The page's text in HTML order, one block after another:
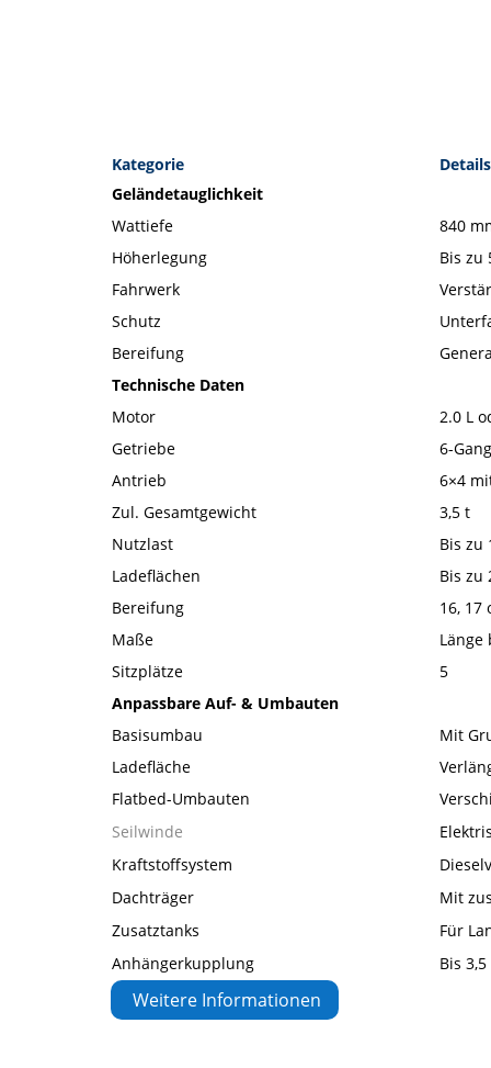
Kategorie
Details
Geländetauglichkeit
Wattiefe
840
Höherlegung
Bis zu
Fahrwerk
Schutz
Bereifung
Technische Daten
Motor
2.0 L
Getriebe
6-
Antrieb
6×4
Zul. Gesamtgewicht
3,5 t
Nutzlast
Bis zu
Ladeflächen
Bis zu
Bereifung
16, 17
Maße
Länge
Sitzplätze
5
Anpassbare Auf- & Umbauten
Basisumbau
Mit
Ladefläche
Flatbed-Umbauten
Seilwinde
Kraftstoffsystem
Dachträger
Mit
Zusatztanks
Für
Anhängerkupplung
Bis
Weitere Informationen